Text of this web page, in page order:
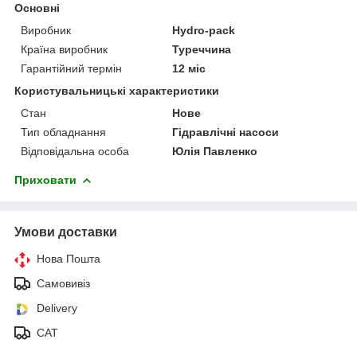
Основні
Виробник
Hydro-pack
Країна виробник
Туреччина
Гарантійний термін
12 міс
Користувальницькі характеристики
Стан
Нове
Тип обладнання
Гідравлічні насоси
Відповідальна особа
Юлія Павленко
Приховати
Умови доставки
Нова Пошта
Самовивіз
Delivery
САТ